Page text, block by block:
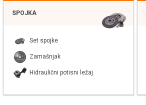
SPOJKA
Set spojke
Zamašnjak
Hidraulični potisni ležaj